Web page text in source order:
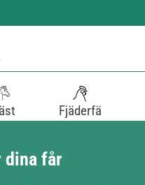
Fjäderfä
dina får